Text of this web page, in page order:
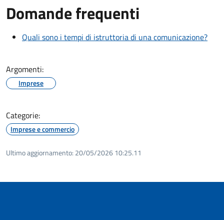
Domande frequenti
Quali sono i tempi di istruttoria di una comunicazione?
Argomenti:
Imprese
Categorie:
Imprese e commercio
Ultimo aggiornamento: 20/05/2026 10:25.11